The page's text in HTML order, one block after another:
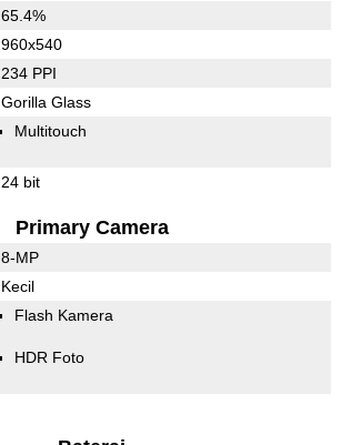
65.4%
960x540
234 PPI
Gorilla Glass
Multitouch
24 bit
Primary Camera
8-MP
Kecil
Flash Kamera
HDR Foto